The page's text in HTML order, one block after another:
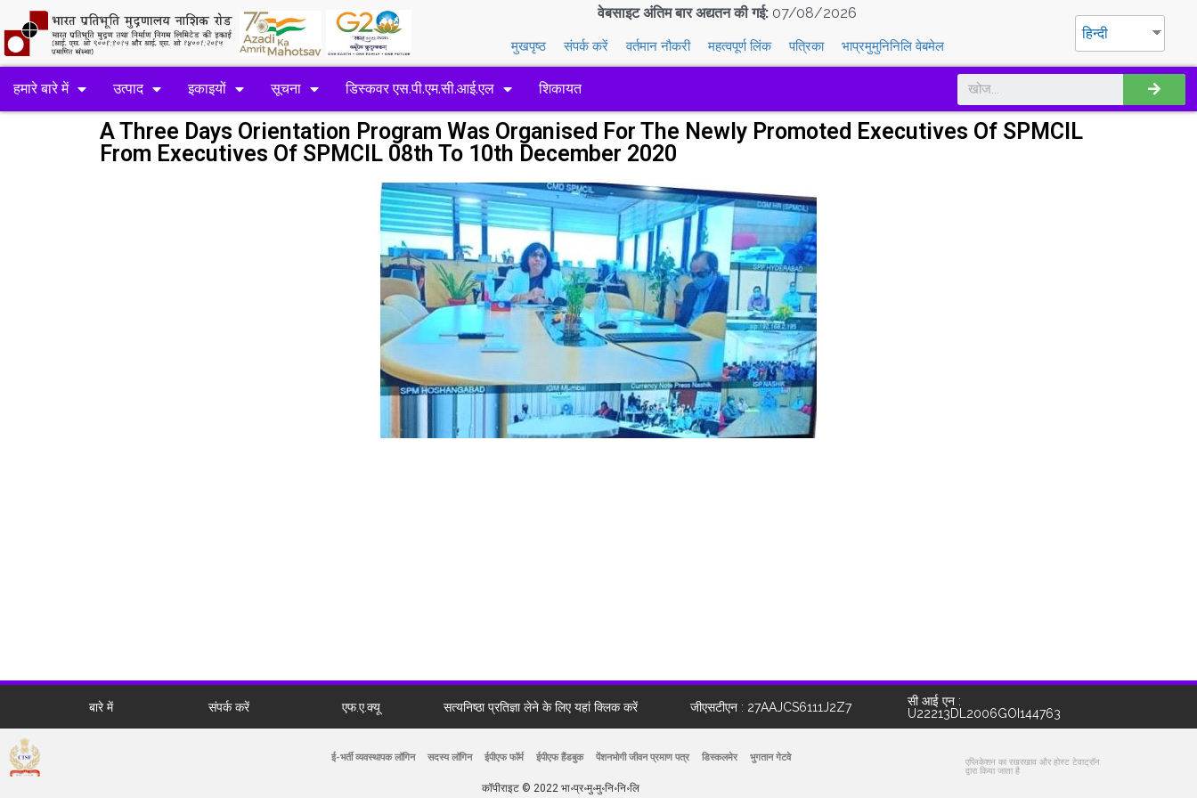
वेबसाइट अंतिम बार अद्यतन की गई: 07/08/2026
मुखपृष्ठ संपर्क करें वर्तमान नौकरी महत्वपूर्ण लिंक पत्रिका भाप्रमुमुनिनिलि वेबमेल
हिन्दी
हमारे बारे में उत्पाद इकाइयों सूचना डिस्कवर एस.पी.एम.सी.आई.एल शिकायत
A Three Days Orientation Program Was Organised For The Newly Promoted Executives Of SPMCIL
From Executives Of SPMCIL 08th To 10th December 2020
बारे में संपर्क करें एफ.ए.क्यू सत्यनिष्ठा प्रतिज्ञा लेने के लिए यहां क्लिक करें जीएसटीएन : 27AAJCS6111J2Z7
सी आई एन :
U22213DL2006GOI144763
ई-भर्ती व्यवस्थापक लॉगिन सदस्य लॉगिन ईपीएफ फॉर्म ईपीएफ हैंडबुक पेंशनभोगी जीवन प्रमाण पत्र डिस्कलमेर भुगतान गेटवे
कॉपीराइट © 2022 भा॰प्र॰मु॰मु॰नि॰नि॰लि
एप्लिकेशन का रखरखाव और होस्ट टेवाट्रॉन
द्वारा किया जाता है